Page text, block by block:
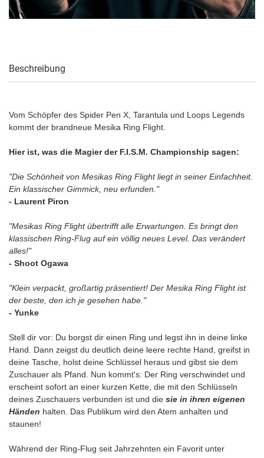
Beschreibung
Vom Schöpfer des Spider Pen X, Tarantula und Loops Legends
kommt der brandneue Mesika Ring Flight.
Hier ist, was die Magier der F.I.S.M. Championship sagen:
"Die Schönheit von Mesikas Ring Flight liegt in seiner Einfachheit.
Ein klassischer Gimmick, neu erfunden."
- Laurent Piron
"Mesikas Ring Flight übertrifft alle Erwartungen. Es bringt den
klassischen Ring-Flug auf ein völlig neues Level. Das verändert
alles!"
- Shoot Ogawa
"Klein verpackt, großartig präsentiert! Der Mesika Ring Flight ist
der beste, den ich je gesehen habe."
- Yunke
Stell dir vor: Du borgst dir einen Ring und legst ihn in deine linke
Hand. Dann zeigst du deutlich deine leere rechte Hand, greifst in
deine Tasche, holst deine Schlüssel heraus und gibst sie dem
Zuschauer als Pfand. Nun kommt's: Der Ring verschwindet und
erscheint sofort an einer kurzen Kette, die mit den Schlüsseln
deines Zuschauers verbunden ist und die sie in ihren eigenen
Händen halten. Das Publikum wird den Atem anhalten und
staunen!
Während der Ring-Flug seit Jahrzehnten ein Favorit unter